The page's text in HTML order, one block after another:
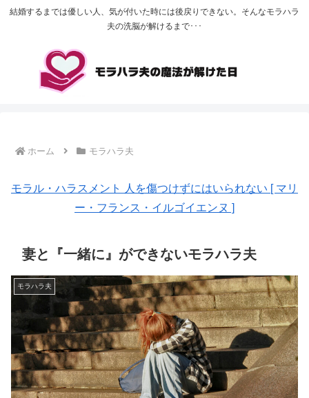
結婚するまでは優しい人、気が付いた時には後戻りできない。そんなモラハラ
夫の洗脳が解けるまで･･･
ホーム モラハラ夫
モラル・ハラスメント 人を傷つけずにはいられない [ マリ
ー・フランス・イルゴイエンヌ ]
妻と『一緒に』ができないモラハラ夫
モラハラ夫